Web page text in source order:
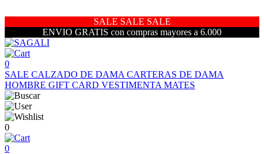
SALE SALE SALE
ENVIO GRATIS con compras mayores a 6.000
0
SALE CALZADO DE DAMA CARTERAS DE DAMA
HOMBRE GIFT CARD VESTIMENTA MATES
0
0